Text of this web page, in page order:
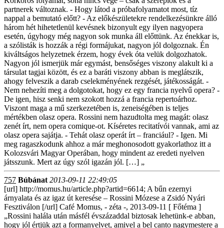
partnerek változnak. - Hogy látod a próbafolyamatot most, tíz
nappal a bemutató előtt? - Az előkészületekre rendelkezésünkre álló
három hét hihetetlenül kevésnek bizonyult egy ilyen nagyopera
esetén, úgyhogy még nagyon sok munka áll előttünk. Az énekkar is,
a szólisták is hozzák a régi formájukat, nagyon jól dolgoznak. Én
kiváltságos helyzetnek érzem, hogy évek óta velük dolgozhatok.
Nagyon jól ismerjük már egymást, bensőséges viszony alakult ki a
társulat tagjai között, és ez a baráti viszony abban is meglátszik,
ahogy felveszik a darab cselekményének rezgését, játékosságát. -
Nem nehezíti meg a dolgotokat, hogy ez egy francia nyelvű opera? -
De igen, hisz senki nem szokott hozzá a francia repertoárhoz.
Viszont maga a mű szerkezetében is, zeneiségében is teljes
mértékben olasz opera. Rossini nem hazudtolta meg magát: olasz
zenét írt, nem opera comique-ot. Kíséretes recitatívói vannak, ami az
olasz opera sajátja. - Tehát olasz operát írt – franciául? - Igen. Mi
meg ragaszkodunk ahhoz a már meghonosodott gyakorlathoz itt a
Kolozsvári Magyar Operában, hogy mindent az eredeti nyelven
játsszunk. Mert az úgy szól igazán jól. […] „
757 Búbánat 2013-09-11 22:49:05
[url] http://momus.hu/article.php?artid=6614; A bűn ezernyi
árnyalata és az igaz út keresése – Rossini Mózese a Zsidó Nyári
Fesztiválon [/url] Café Momus, - zéta -, 2013-09-11 [ Főtéma ]
„Rossini halála után másfél évszázaddal biztosak lehetünk-e abban,
hogy jól értjük azt a formanyelvet, amivel a bel canto nagymestere a